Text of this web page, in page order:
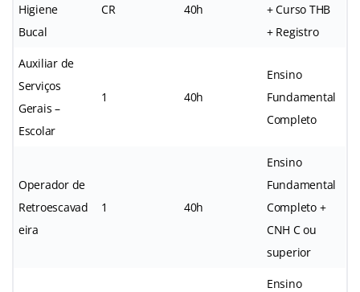
Higiene
Bucal
CR 40h
+ Curso THB
+ Registro
Auxiliar de
Serviços
Gerais –
Escolar
1 40h
Ensino
Fundamental
Completo
Operador de
Retroescavad
eira
1 40h
Ensino
Fundamental
Completo +
CNH C ou
superior
Ensino